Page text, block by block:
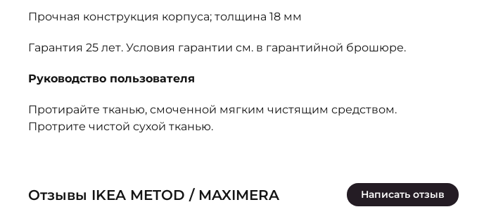
Прочная конструкция корпуса; толщина 18 мм
Гарантия 25 лет. Условия гарантии см. в гарантийной брошюре.
Руководство пользователя
Протирайте тканью, смоченной мягким чистящим средством.
Протрите чистой сухой тканью.
Отзывы IKEA METOD / MAXIMERA
Написать отзыв